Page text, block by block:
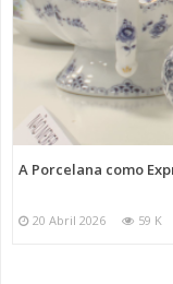
A Porcelana como
20 Abril 2026 59 K